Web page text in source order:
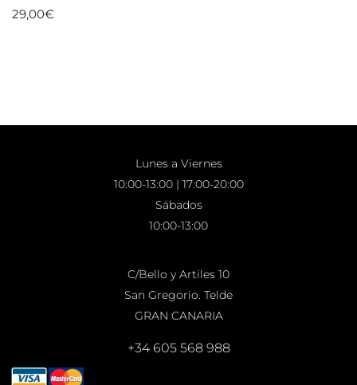
29,00€
Lunes a Viernes
10:00-13:00 | 17:00-20:00
Sábados
10:00-13:00
C/Bello y Artiles 10
San Gregorio. Telde
GRAN CANARIA
+34 605 568 988